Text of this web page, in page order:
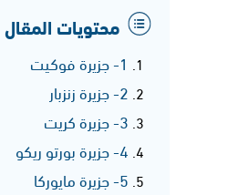
محتويات المقال
1- جزيرة فوكيت
2- جزيرة زنزبار
3- جزيرة كريت
4- جزيرة بورتو ريكو
5- جزيرة مايوركا